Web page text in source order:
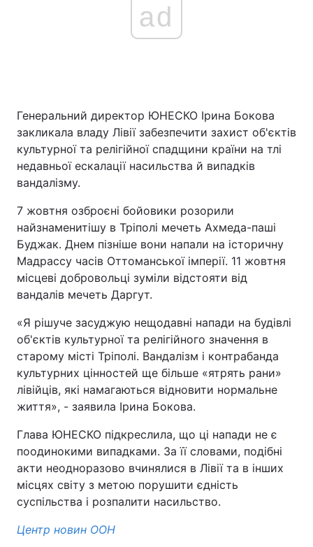
ad
Генеральний директор ЮНЕСКО Ірина Бокова
закликала владу Лівії забезпечити захист об'єктів
культурної та релігійної спадщини країни на тлі
недавньої ескалації насильства й випадків
вандалізму.
7 жовтня озброєні бойовики розорили
найзнаменитішу в Тріполі мечеть Ахмеда-паші
Буджак. Днем пізніше вони напали на історичну
Мадрассу часів Оттоманської імперії. 11 жовтня
місцеві добровольці зуміли відстояти від
вандалів мечеть Даргут.
«Я рішуче засуджую нещодавні напади на будівлі
об'єктів культурної та релігійного значення в
старому місті Тріполі. Вандалізм і контрабанда
культурних цінностей ще більше «ятрять рани»
лівійців, які намагаються відновити нормальне
життя», - заявила Ірина Бокова.
Глава ЮНЕСКО підкреслила, що ці напади не є
поодинокими випадками. За її словами, подібні
акти неодноразово вчинялися в Лівії та в інших
місцях світу з метою порушити єдність
суспільства і розпалити насильство.
Центр новин ООН